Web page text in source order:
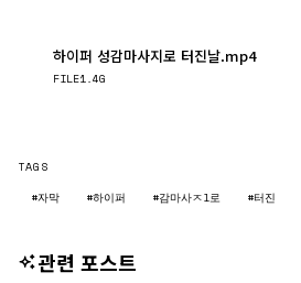
하이퍼 성감마사지로 터진날.mp4
FILE1.4G
TAGS
#자막
#하이퍼 #감마사ㅈl로 #터진
관련 포스트
영화